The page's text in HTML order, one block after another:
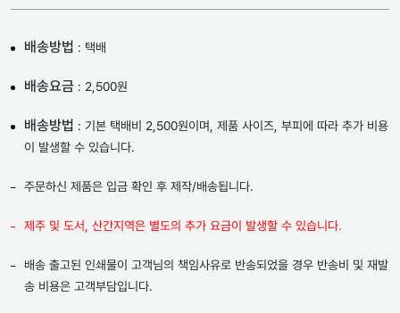
배송방법 : 택배
배송요금 : 2,500원
배송방법 : 기본 택배비 2,500원이며, 제품 사이즈, 부피에 따라 추가 비용
이 발생할 수 있습니다.
주문하신 제품은 입금 확인 후 제작/배송됩니다.
제주 및 도서, 산간지역은 별도의 추가 요금이 발생할 수 있습니다.
배송 출고된 인쇄물이 고객님의 책임사유로 반송되었을 경우 반송비 및 재발
송 비용은 고객부담입니다.